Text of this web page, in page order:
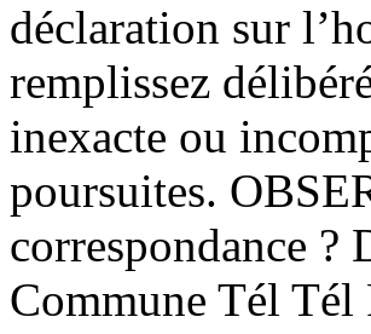
déclaration sur
remplissez
inexacte ou
poursuites.
correspondance ?
Commune Tél